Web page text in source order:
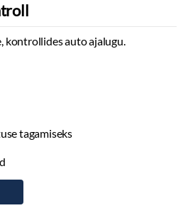
kontrollides auto ajalugu.
tagamiseks